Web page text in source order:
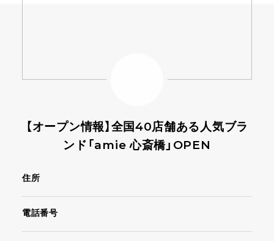
【オープン情報】全国40店舗ある人気ブラ
ンド「amie 心斎橋」OPEN
住所
電話番号